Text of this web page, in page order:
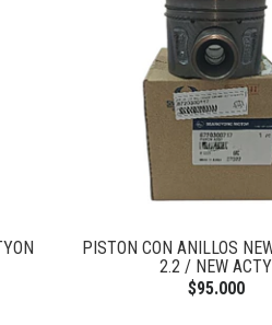
PISTON CON ANILLOS
2.2 / NEW ACTY
$95.000